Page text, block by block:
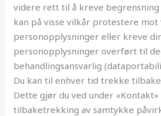
videre rett til å kreve begrensning
kan på visse vilkår protestere
personopplysninger eller kreve
personopplysninger overført til
behandlingsansvarlig
Du kan til enhver tid trekke
Dette gjør du ved under
tilbaketrekking av samtykke